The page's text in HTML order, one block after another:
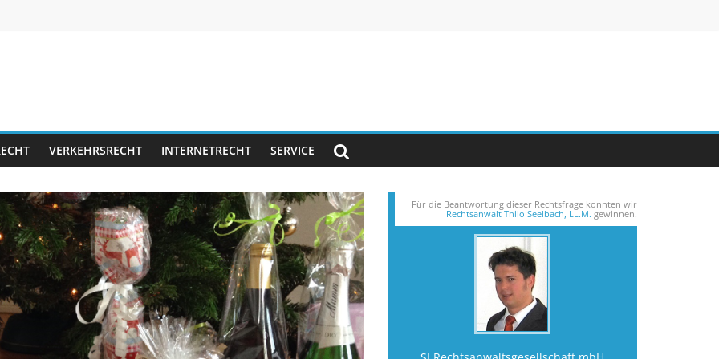
VERKEHRSRECHT INTERNETRECHT SERVICE
Für die Beantwortung dieser Rechts­frage konnten wir
Rechtsanwalt Thilo Seelbach, LL.M. gewinnen.